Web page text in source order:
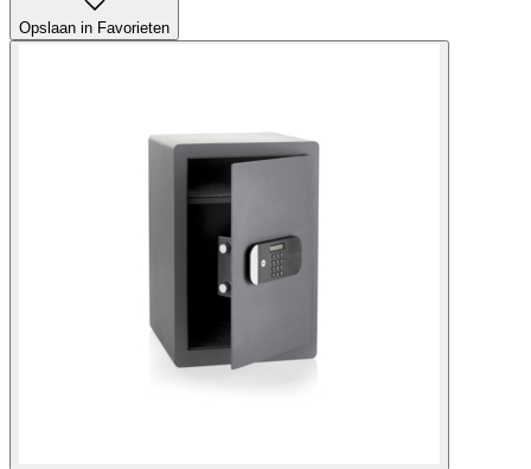
Opslaan in Favorieten